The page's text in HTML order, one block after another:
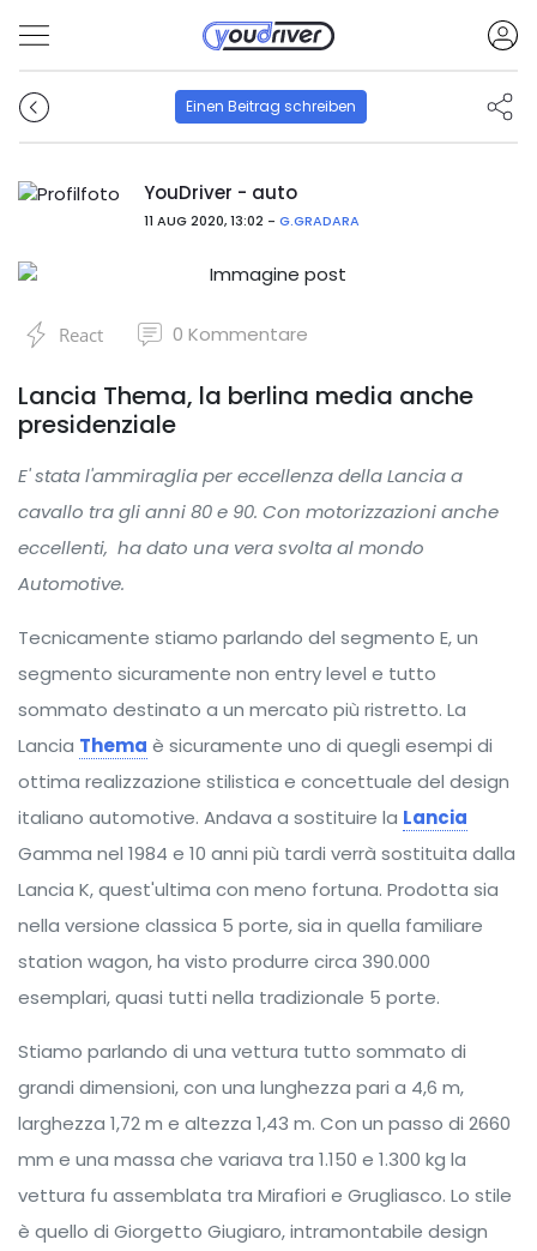
Einen Beitrag schreiben
YouDriver - auto
11 AUG 2020, 13:02 - G.GRADARA
React 0 Kommentare
Lancia Thema, la berlina media anche
presidenziale
E' stata l'ammiraglia per eccellenza della Lancia a
cavallo tra gli anni 80 e 90. Con motorizzazioni anche
eccellenti, ha dato una vera svolta al mondo
Automotive.
Tecnicamente stiamo parlando del segmento E, un
segmento sicuramente non entry level e tutto
sommato destinato a un mercato più ristretto. La
Lancia Thema è sicuramente uno di quegli esempi di
ottima realizzazione stilistica e concettuale del design
italiano automotive. Andava a sostituire la Lancia
Gamma nel 1984 e 10 anni più tardi verrà sostituita dalla
Lancia K, quest'ultima con meno fortuna. Prodotta sia
nella versione classica 5 porte, sia in quella familiare
station wagon, ha visto produrre circa 390.000
esemplari, quasi tutti nella tradizionale 5 porte.
Stiamo parlando di una vettura tutto sommato di
grandi dimensioni, con una lunghezza pari a 4,6 m,
larghezza 1,72 m e altezza 1,43 m. Con un passo di 2660
mm e una massa che variava tra 1.150 e 1.300 kg la
vettura fu assemblata tra Mirafiori e Grugliasco. Lo stile
è quello di Giorgetto Giugiaro, intramontabile design